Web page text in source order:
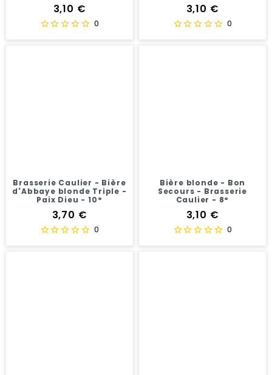
Prix
3,10 €
0
Prix
3,10 €
0
Brasserie Caulier - Bière
d'Abbaye blonde Triple -
Paix Dieu - 10°
Prix
3,70 €
0
Bière blonde - Bon
Secours - Brasserie
Caulier - 8°
Prix
3,10 €
0